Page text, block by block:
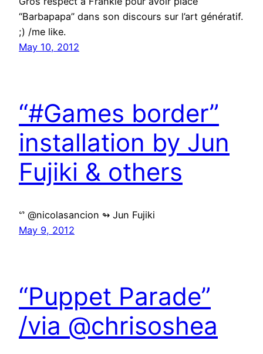
“Barbapapa” dans son discours sur l’art génératif.
;) /me like.
May 10, 2012
“#Games border”
installation by Jun
Fujiki & others
ᔥ @nicolasancion ↬ Jun Fujiki
May 9, 2012
“Puppet Parade”
/via @chrisoshea